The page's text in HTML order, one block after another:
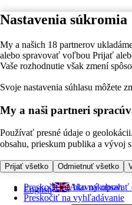
Nastavenia súkromia
My a našich 18 partnerov
alebo spravovať voľbou Prijať
Vaše rozhodnutie však zmení
Svoje nastavenia súhlasu môžete
My a naši partneri
Používať presné údaje o
obsahu, prieskum publika a vývoj
Prijať všetko Odmietnuť všetko
Preskočiť na hlavný obsah
Preskočiť na vyhľadávanie
English Ako nakupovať